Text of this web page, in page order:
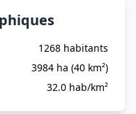
1268 habitants
3984 ha (40 km²)
32.0 hab/km²